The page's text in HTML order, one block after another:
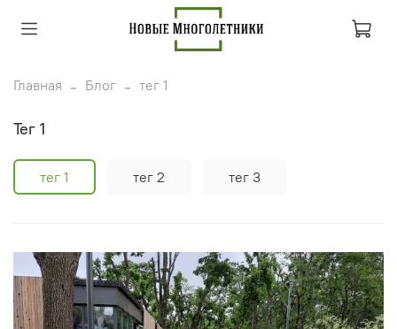
Главная Блог тег 1
тег 1
тег 1 тег 2 тег 3